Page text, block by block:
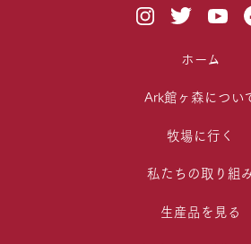
ホーム
Ark館ヶ森につい
牧場に行く
私たちの取り組
生産品を見る